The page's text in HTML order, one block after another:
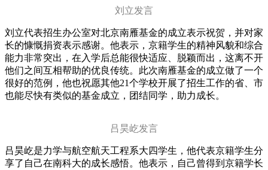
刘立发言
刘立代表招生办公室对北京南雁基金的成立表示祝贺，并对家
长的慷慨捐资表示感谢。他表示，京籍学生的精神风貌和综合
能力非常突出，在入学后总能很快适应、脱颖而出，这离不开
他们之间互相帮助的优良传统。此次南雁基金的成立做了一个
很好的范例，他也祝愿其他21个学校开展了招生工作的省、市
也能尽快有类似的基金成立，团结同学，助力成长。
吕昊屹发言
吕昊屹是力学与航空航天工程系大四学生，他代表京籍学生分
享了自己在南科大的成长感悟。他表示，自己曾得到京籍学长